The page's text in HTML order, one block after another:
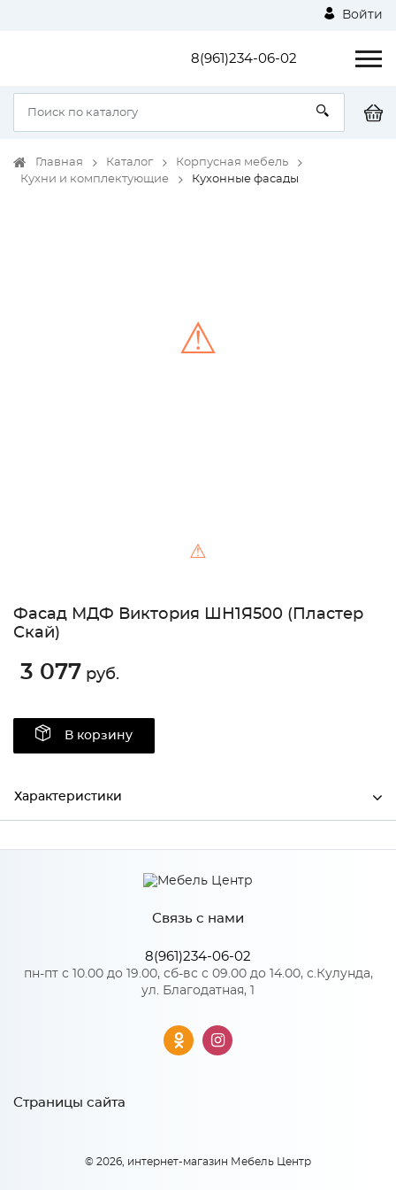
Войти
8(961)234-06-02
Главная Каталог
Корпусная мебель
Кухни и комплектующие
Кухонные фасады
⚠
⚠
Фасад МДФ Виктория ШН1Я500 (Пластер
Скай)
3 077 руб.
В корзину
Характеристики
Производитель МиФ
Пластер Скай
Количество упаковок: 1
Связь с нами
8(961)234-06-02
пн-пт с 10.00 до 19.00, сб-вс с 09.00 до 14.00, с.Кулунда,
ул. Благодатная, 1
Страницы сайта
© 2026, интернет-магазин Мебель Центр